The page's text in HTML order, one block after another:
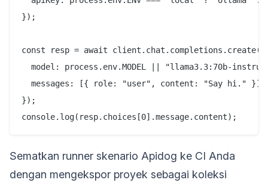
});
const resp = await client.chat.completions.create({
model: process.env.MODEL || "llama3.3:70b-
  messages: [{ role: "user", content: "Say hi." }],
});
Sematkan runner skenario Apidog ke CI Anda
dengan mengekspor proyek sebagai koleksi